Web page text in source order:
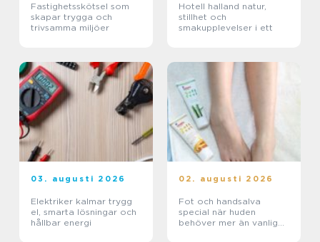
Fastighetsskötsel som
skapar trygga och
trivsamma miljöer
Hotell halland natur,
stillhet och
smakupplevelser i ett
03. augusti 2026
Elektriker kalmar trygg
el, smarta lösningar och
hållbar energi
02. augusti 2026
Fot och handsalva
special när huden
behöver mer än vanlig